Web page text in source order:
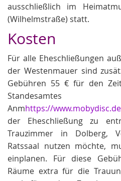
ausschließlich im
(Wilhelmstraße) statt.
Kosten
Für alle Eheschließungen
der Westenmauer sind
Gebühren 55 € für den
Anmhttps://
der Eheschließung zu
Trauzimmer in Dolberg,
Ratssaal nutzen möchte,
einplanen. Für diese
Räume extra für die